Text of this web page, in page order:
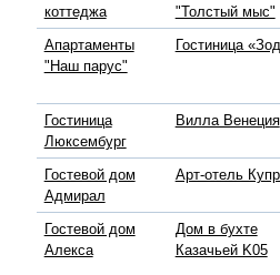
коттеджа
"Толстый мыс"
Апартаменты
"Наш парус"
Гостиница
Гостиница
Люксембург
Вилла Венеция
Гостевой дом
Адмирал
Арт-отель
Гостевой дом
Алекса
Дом в бухте
Казачьей K05